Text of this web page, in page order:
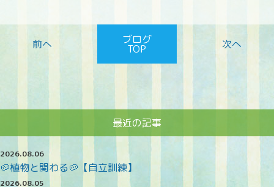
ブログ
TOP
最近の記事
2026.08.06
🥔植物と関わる🥔【自立訓練】
2026.08.05